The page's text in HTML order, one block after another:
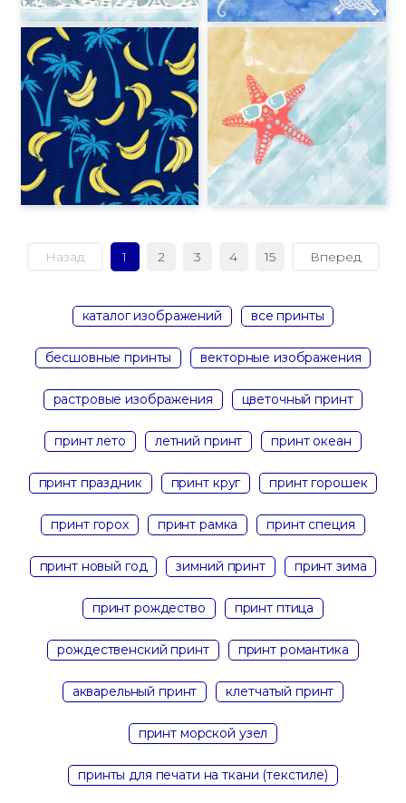
Назад 1 2 3 4 15 Вперед
каталог изображений все принты
бесшовные принты векторные изображения
растровые изображения цветочный принт
принт лето летний принт принт океан
принт праздник принт круг принт горошек
принт горох принт рамка принт специя
принт новый год зимний принт принт зима
принт рождество принт птица
рождественский принт принт романтика
акварельный принт клетчатый принт
принт морской узел
принты для печати на ткани (текстиле)